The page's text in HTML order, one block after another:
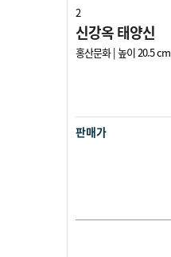
2
신강옥 태양신
홍산문화 | 높이 20.5 cm
판매가